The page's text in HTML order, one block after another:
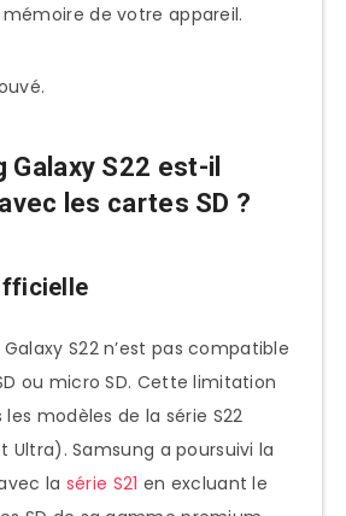
de votre appareil.
Galaxy S22 est-il
les cartes SD ?
S22 n’est pas compatible
ou micro SD. Cette limitation
les modèles de la série S22
Ultra). Samsung a poursuivi la
la série S21 en excluant le